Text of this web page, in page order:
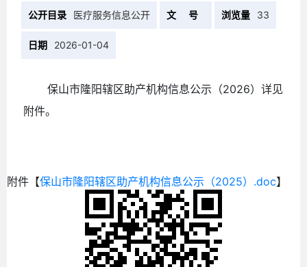
公开目录 医疗服务信息公开 文 号 浏览量 33
日期 2026-01-04
保山市隆阳辖区助产机构信息公示（2026）详见
附件。
附件【保山市隆阳辖区助产机构信息公示（2025）.doc】